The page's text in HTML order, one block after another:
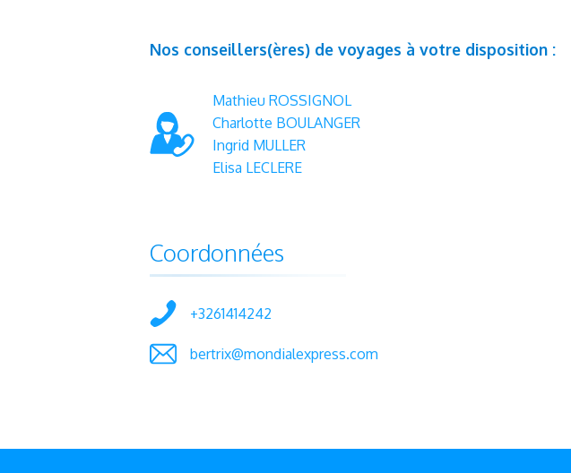
Nos conseillers(ères) de voyages à votre disposition :
Mathieu ROSSIGNOL
Charlotte BOULANGER
Ingrid MULLER
Elisa LECLERE
Coordonnées
+3261414242
bertrix@mondialexpress.com